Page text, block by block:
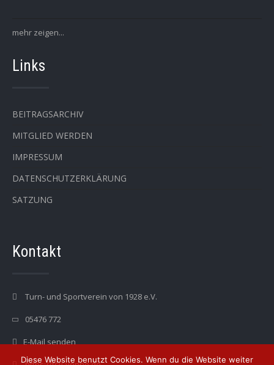
mehr zeigen...
Links
BEITRAGSARCHIV
MITGLIED WERDEN
IMPRESSUM
DATENSCHUTZERKLÄRUNG
SATZUNG
Kontakt
Turn- und Sportverein von 1928 e.V.
05476 772
E-Mail senden
Diese Website benutzt Cookies. Wenn du die Website weiter